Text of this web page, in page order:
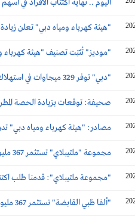
اليوم .. نهاية اكتتاب الأفراد في
"هيئة كهرباء ومياه دبي" تعلن زيادة حجم الطرح العام إلى 8.5 مليار
"موديز" تُثبّت تصنيف "هيئة كهرباء
"دبي" توفر 329 ميجاوات في استهلاك الكهرباء خلال ساعة الأرض 2022
صحيفة: توقعات بزيادة الحصة المطروحة
مصادر: "هيئة كهرباء ومياه دبي"
مجموعة "ملتيبلاي" تستثمر 367 مليون درهم في الطرح العام الأولي لـ"هيئة "كهرباء ومياه دبي"
"مجموعة ملتيبلاي": قدمنا طلب اكتتاب في
"ألفا ظبي القابضة" تستثمر 367 مليون درهم في الطرح العام الأولي لـ "هيئة كهرباء ومياه دبي"